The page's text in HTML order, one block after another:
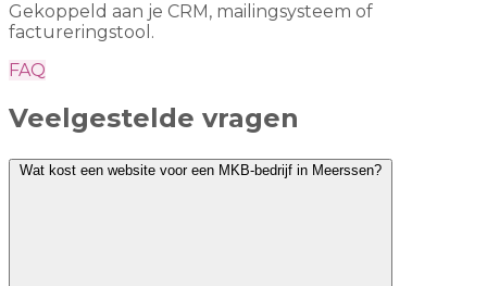
Gekoppeld aan je CRM, mailingsysteem of
factureringstool.
FAQ
Veelgestelde vragen
Wat kost een website voor een MKB-bedrijf in Meerssen?